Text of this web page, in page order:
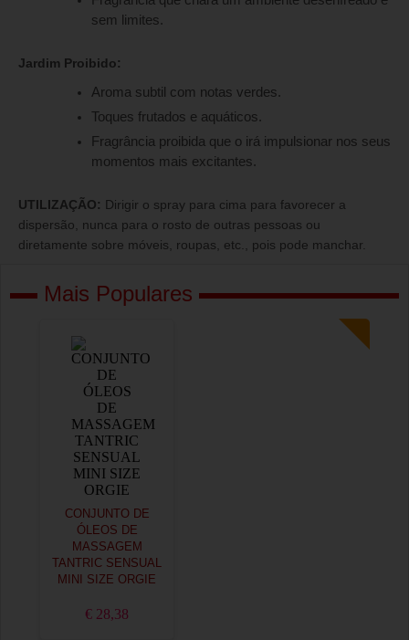
sem limites.
Jardim Proibido:
Aroma subtil com notas verdes.
Toques frutados e aquáticos.
Fragrância proibida que o irá impulsionar nos seus
momentos mais excitantes.
UTILIZAÇÃO: Dirigir o spray para cima para favorecer a
dispersão, nunca para o rosto de outras pessoas ou
diretamente sobre móveis, roupas, etc., pois pode manchar.
Mais Populares
CONJUNTO DE
ÓLEOS DE
MASSAGEM
TANTRIC SENSUAL
MINI SIZE ORGIE
€ 28,38